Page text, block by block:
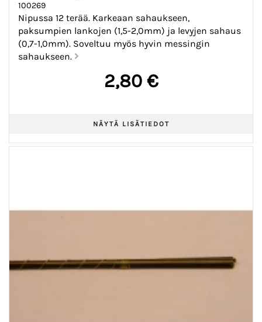
100269
Nipussa 12 terää. Karkeaan sahaukseen,
paksumpien lankojen (1,5-2,0mm) ja levyjen sahaus
(0,7-1,0mm). Soveltuu myös hyvin messingin
sahaukseen.
2,80 €